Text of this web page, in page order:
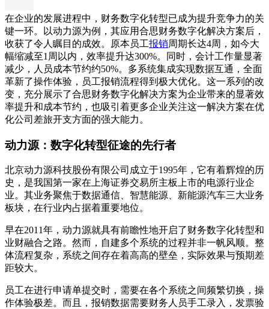
在企业的发展进程中，财务数字化转型已成为提升竞争力的关
键一环。以动力源为例，其应用合思财务数字化解决方案后，
收获了令人瞩目的成效。原本员工报销周期长达4周，如今大
幅缩减至1周以内，效率提升达300%。同时，会计工作量显著
减少，人员成本节约约50%。多系统集成实现数据互通，全面
革新了操作体验，员工报销流程得到极大优化。这一系列的改
变，充分展示了合思财务数字化解决方案为企业带来的显著效
率提升和成本节约，也吸引着更多企业关注这一解决方案在优
化公司差旅开支方面的强大能力。
动力源：数字化转型征途的先行者
北京动力源科技股份有限公司成立于1995年，它有着辉煌的历
史，是我国第一家在上海证券交易所主板上市的电源行业企
业。其业务聚焦于数据通信、智慧能源、新能源汽车三大业务
板块，在行业内占据着重要地位。
早在2011年，动力源就具有前瞻性地开启了财务数字化转型和
业财融合之路。然而，自建多个系统的过程并非一帆风顺。整
体流程复杂，系统之间存在着高高的壁垒，实际效果与预期差
距较大。
员工在进行申请单提交时，需要在各个系统之间频繁切换，操
作体验极差。而且，报销数据需要财务人员手工录入，发票验